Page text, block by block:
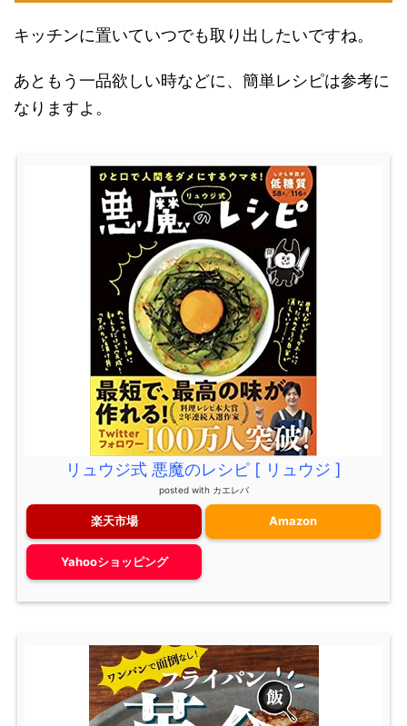
キッチンに置いていつでも取り出したいですね。
あともう一品欲しい時などに、簡単レシピは参考に
なりますよ。
リュウジ式 悪魔のレシピ [ リュウジ ]
posted with カエレバ
楽天市場 Amazon
Yahooショッピング